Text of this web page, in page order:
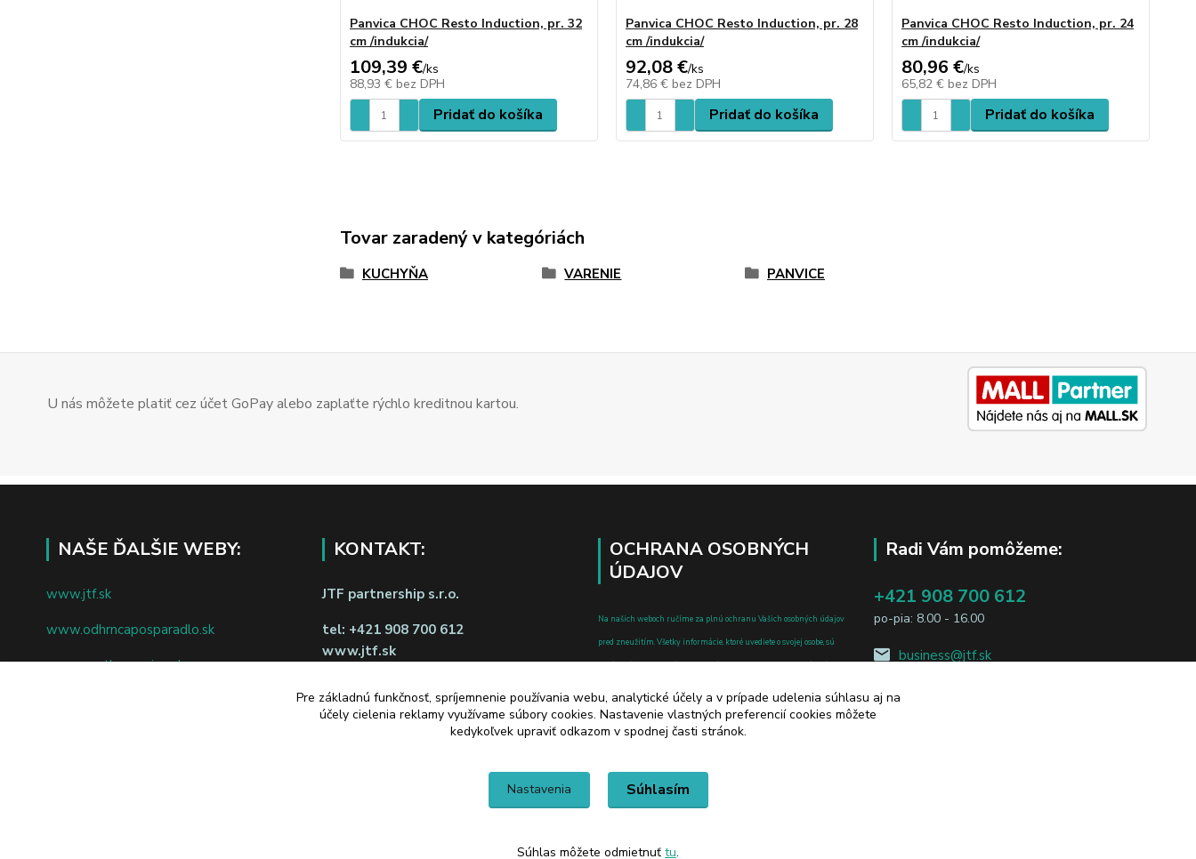
Panvica CHOC Resto Induction, pr. 32
cm /indukcia/
109,39 €/ks
88,93 € bez DPH
Pridať do košíka
Panvica CHOC Resto Induction, pr. 28
cm /indukcia/
92,08 €/ks
74,86 € bez DPH
Pridať do košíka
Panvica CHOC Resto Induction, pr. 24
cm /indukcia/
80,96 €/ks
65,82 € bez DPH
Pridať do košíka
Tovar zaradený v kategóriách
KUCHYŇA VARENIE PANVICE
U nás môžete platiť cez účet GoPay alebo zaplaťte rýchlo kreditnou kartou.
NAŠE ĎALŠIE WEBY:
www.jtf.sk
www.odhrncaposparadlo.sk
www.vsetkoprevino.sk
KONTAKT:
JTF partnership s.r.o.
tel: +421 908 700 612
www.jtf.sk
Odstúpiť od zmluvy tu
OCHRANA OSOBNÝCH
ÚDAJOV
Na našich weboch ručíme za plnú ochranu Vašich osobných údajov
pred zneužitím. Všetky informácie, ktoré uvediete o svojej osobe, sú
chránené v zmysle zákona č.122/2013 Z.z. o ochrane osobných údajov
Radi Vám pomôžeme:
+421 908 700 612
po-pia: 8.00 - 16.00
business@jtf.sk
Pre základnú funkčnosť, spríjemnenie používania webu, analytické účely a v prípade udelenia súhlasu aj na
účely cielenia reklamy využívame súbory cookies. Nastavenie vlastných preferencií cookies môžete
kedykoľvek upraviť odkazom v spodnej časti stránok.
Nastavenia Súhlasím
Súhlas môžete odmietnuť tu.